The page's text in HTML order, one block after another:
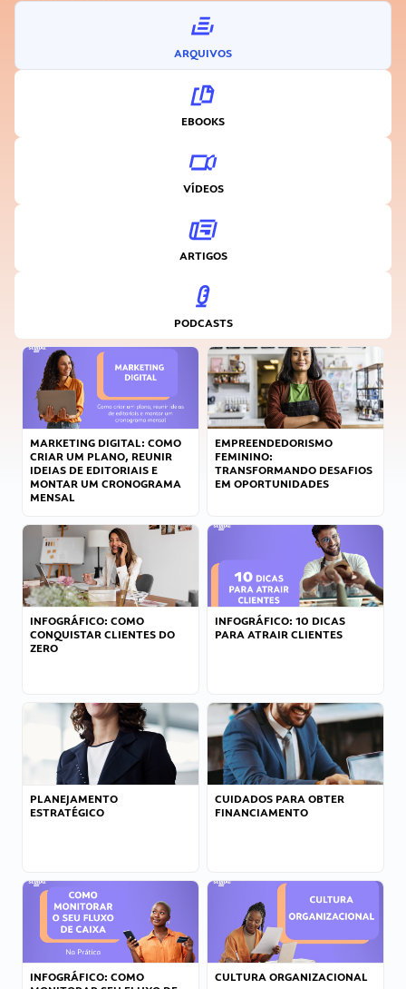
ARQUIVOS
EBOOKS
VÍDEOS
ARTIGOS
PODCASTS
MARKETING DIGITAL: COMO
CRIAR UM PLANO, REUNIR
IDEIAS DE EDITORIAIS E
MONTAR UM CRONOGRAMA
MENSAL
EMPREENDEDORISMO
FEMININO:
TRANSFORMANDO DESAFIOS
EM OPORTUNIDADES
INFOGRÁFICO: COMO
CONQUISTAR CLIENTES DO
ZERO
INFOGRÁFICO: 10 DICAS
PARA ATRAIR CLIENTES
PLANEJAMENTO
ESTRATÉGICO
CUIDADOS PARA OBTER
FINANCIAMENTO
INFOGRÁFICO: COMO
CULTURA ORGANIZACIONAL